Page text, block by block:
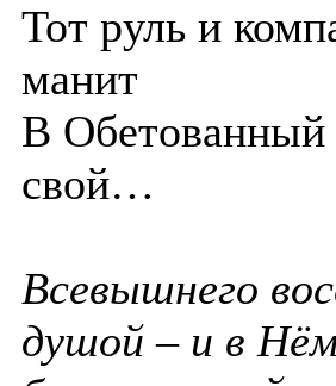
Тот руль и
манит
В
свой…
Всевышнего
душой – и в